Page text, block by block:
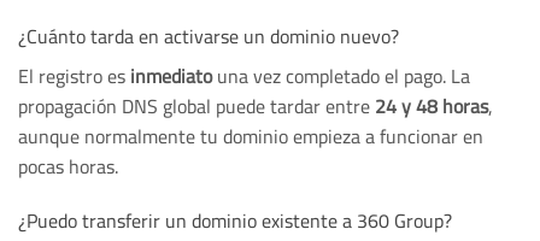
¿Cuánto tarda en activarse un dominio nuevo?
El registro esinmediatouna vez completado el pago. La
propagación DNS global puede tardar entre24 y 48 horas,
aunque normalmente tu dominio empieza a funcionar en
pocas horas.
¿Puedo transferir un dominio existente a 360 Group?